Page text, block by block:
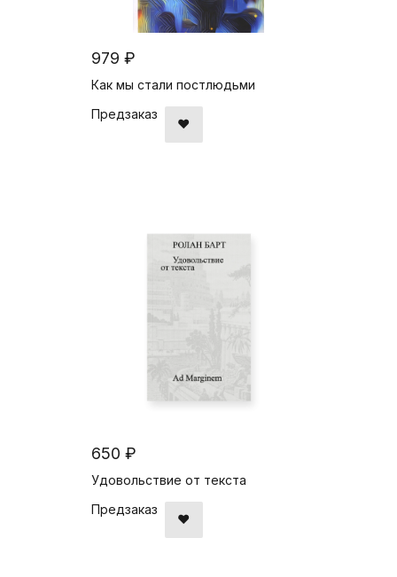
979 ₽
Как мы стали постлюдьми
Предзаказ
650 ₽
Удовольствие от текста
Предзаказ